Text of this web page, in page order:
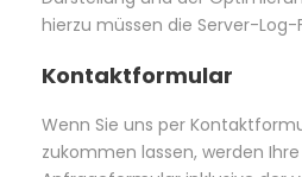
hierzu müssen die Server-Log-
Kontaktformular
Wenn Sie uns per
zukommen lassen, werden